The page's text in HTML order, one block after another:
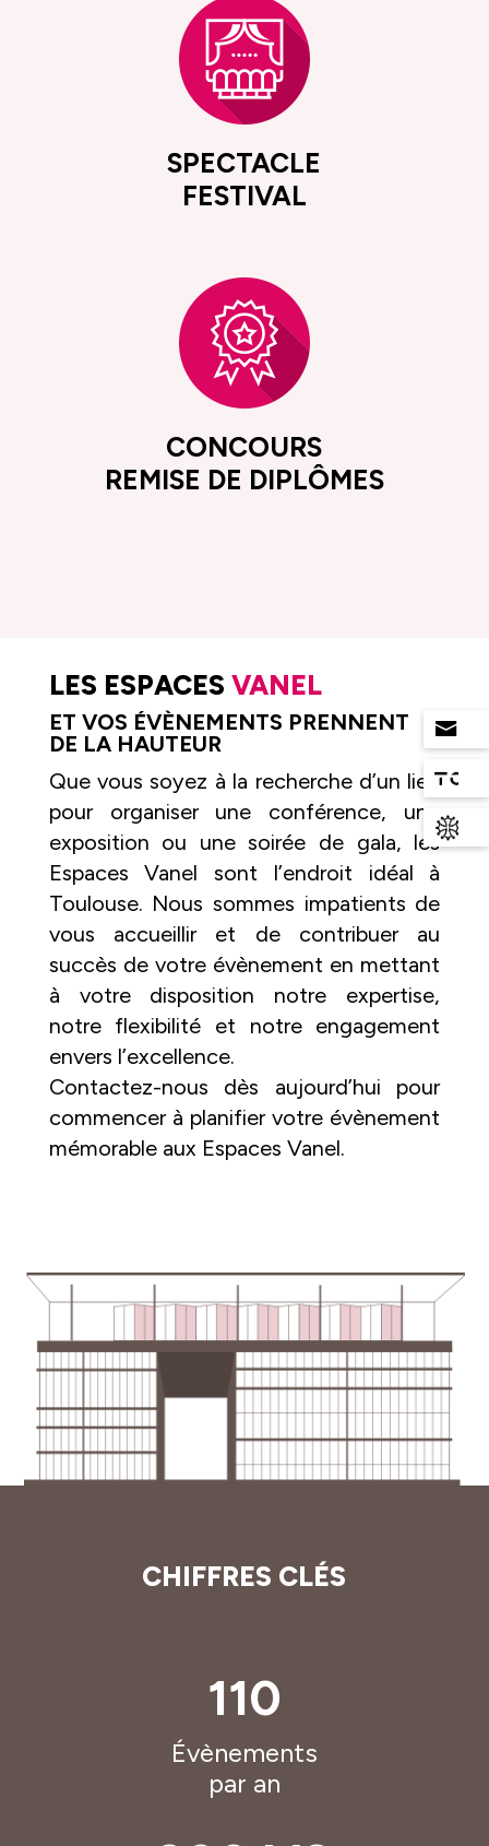
SPECTACLE
FESTIVAL
CONCOURS
REMISE DE DIPLÔMES
LES ESPACES VANEL
ET VOS ÉVÈNEMENTS PRENNENT
DE LA HAUTEUR
Que vous soyez à la recherche d’un lieu
pour organiser une conférence, une
exposition ou une soirée de gala, les
Espaces Vanel sont l’endroit idéal à
Toulouse. Nous sommes impatients de
vous accueillir et de contribuer au
succès de votre évènement en mettant
à votre disposition notre expertise,
notre flexibilité et notre engagement
envers l’excellence.
Contactez-nous dès aujourd’hui pour
commencer à planifier votre évènement
mémorable aux Espaces Vanel.
CHIFFRES CLÉS
110
Évènements
par an